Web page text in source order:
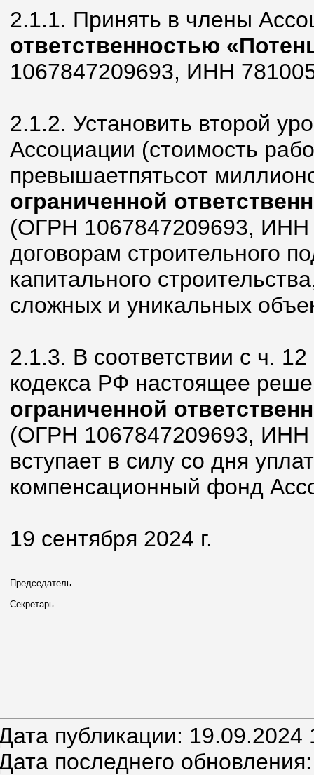
2.1.1. Принять в члены
ответственностью
1067847209693, ИНН
2.1.2. Установить второй
Ассоциации (стоимость
превышаетпятьсот
ограниченной
(ОГРН 1067847209693, ИНН
договорам строительного
капитального
сложных и уникальных
2.1.3. В соответствии с ч.
кодекса РФ настоящее
ограниченной
(ОГРН 1067847209693, ИНН
вступает в силу со дня
компенсационный фонд
19 сентября 2024 г.
Председатель
Секретарь
публикации: 19.09.2024
последнего